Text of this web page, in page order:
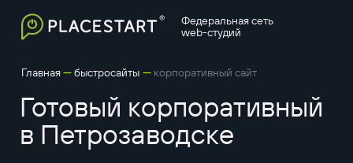
Федеральная сеть
web-студий
Главная—быстросайты — корпоративный сайт
Готовый корпоративный
в Петрозаводске